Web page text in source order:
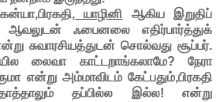
யாழினி ஆகிய இறுதிப்
ஆவலுடன் ஃபைனலை எதிர்பார்த்துக்
சுவாரசியத்துடன் சொல்வது சூப்பர்.
லைவா காட்டறாங்கலாமே? நேரா
என்று அம்மாவிடம் கேட்பதும்,பிரகதி
தப்பில்ல இல்ல! என்று